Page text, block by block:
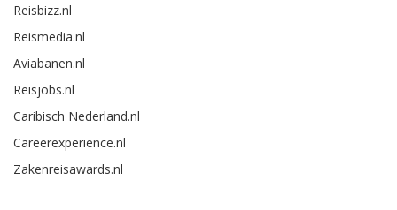
Reisbizz.nl
Reismedia.nl
Aviabanen.nl
Reisjobs.nl
Caribisch Nederland.nl
Careerexperience.nl
Zakenreisawards.nl